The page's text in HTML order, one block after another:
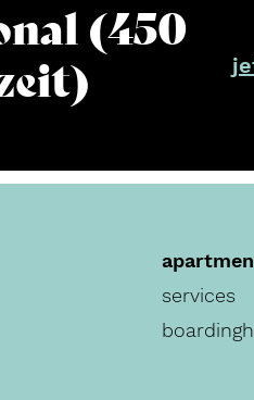
(450
services